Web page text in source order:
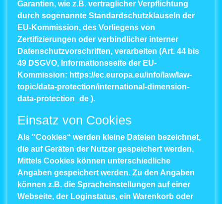
Garantien, wie z.B. vertraglicher Verpflichtung
durch sogenannte Standardschutzklauseln der
EU-Kommission, des Vorliegens von
Zertifizierungen oder verbindlicher interner
Datenschutzvorschriften, verarbeiten (Art. 44 bis
49 DSGVO, Informationsseite der EU-
Kommission: https://ec.europa.eu/info/law/law-
topic/data-protection/international-dimension-
data-protection_de ).
Einsatz von Cookies
Als "Cookies“ werden kleine Dateien bezeichnet,
die auf Geräten der Nutzer gespeichert werden.
Mittels Cookies können unterschiedliche
Angaben gespeichert werden. Zu den Angaben
können z.B. die Spracheinstellungen auf einer
Webseite, der Loginstatus, ein Warenkorb oder